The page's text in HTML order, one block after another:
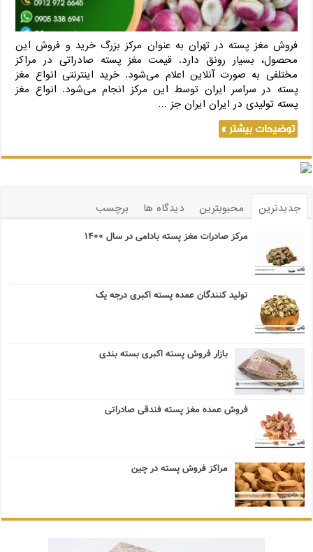
فروش مغز پسته در تهران به عنوان مرکز بزرگ خرید و فروش این
محصول، بسیار رونق دارد. قیمت مغز پسته صادراتی در مراکز
مختلفی به صورت آنلاین اعلام می‌شود. خرید اینترنتی انواع مغز
پسته در سراسر ایران توسط این مرکز انجام می‌شود. انواع مغز
پسته تولیدی در ایران ایران جز …
توضیحات بیشتر »
جدیدترین محبوبترین دیدگاه ها برچسب
مرکز صادرات مغز پسته بادامی در سال ۱۴۰۰
تولید کنندگان عمده پسته اکبری درجه یک
بازار فروش پسته اکبری بسته بندی
فروش عمده مغز پسته فندقی صادراتی
مراکز فروش پسته در چین